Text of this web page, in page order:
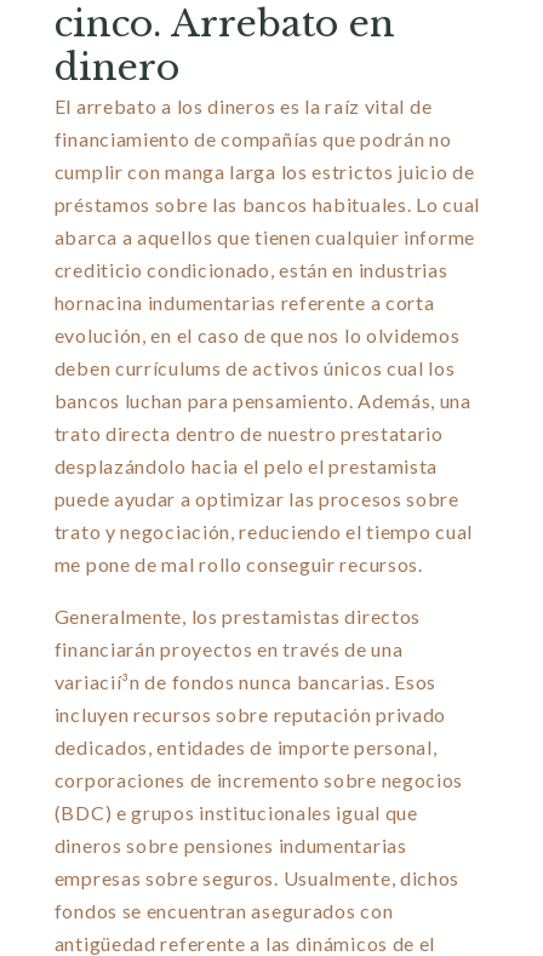
cinco. Arrebato en
dinero
El arrebato a los dineros es la raíz vital de
financiamiento de compañías que podrán no
cumplir con manga larga los estrictos juicio de
préstamos sobre las bancos habituales. Lo cual
abarca a aquellos que tienen cualquier informe
crediticio condicionado, están en industrias
hornacina indumentarias referente a corta
evolución, en el caso de que nos lo olvidemos
deben currículums de activos únicos cual los
bancos luchan para pensamiento. Además, una
trato directa dentro de nuestro prestatario
desplazándolo hacia el pelo el prestamista
puede ayudar a optimizar las procesos sobre
trato y negociación, reduciendo el tiempo cual
me pone de mal rollo conseguir recursos.
Generalmente, los prestamistas directos
financiarán proyectos en través de una
variacií³n de fondos nunca bancarias. Esos
incluyen recursos sobre reputación privado
dedicados, entidades de importe personal,
corporaciones de incremento sobre negocios
(BDC) e grupos institucionales igual que
dineros sobre pensiones indumentarias
empresas sobre seguros. Usualmente, dichos
fondos se encuentran asegurados con
antigüedad referente a las dinámicos de el